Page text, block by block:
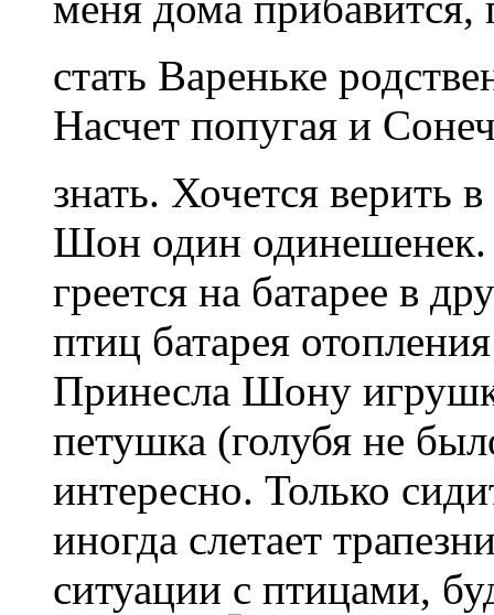
стать Вареньке
Насчет попугая и
знать. Хочется верить
Шон один одинешенек.
греется на батарее в
птиц батарея
Принесла Шону
петушка (голубя не
интересно. Только
иногда слетает
ситуации с птицами,